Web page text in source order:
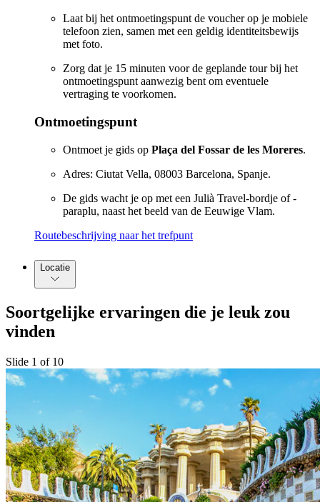
Laat bij het ontmoetingspunt de voucher op je mobiele
telefoon zien, samen met een geldig identiteitsbewijs
met foto.
Zorg dat je 15 minuten voor de geplande tour bij het
ontmoetingspunt aanwezig bent om eventuele
vertraging te voorkomen.
Ontmoetingspunt
Ontmoet je gids op Plaça del Fossar de les Moreres.
Adres: Ciutat Vella, 08003 Barcelona, Spanje.
De gids wacht je op met een Julià Travel-bordje of -
paraplu, naast het beeld van de Eeuwige Vlam.
Routebeschrijving naar het trefpunt
Locatie
Soortgelijke ervaringen die je leuk zou
vinden
Slide 1 of 10